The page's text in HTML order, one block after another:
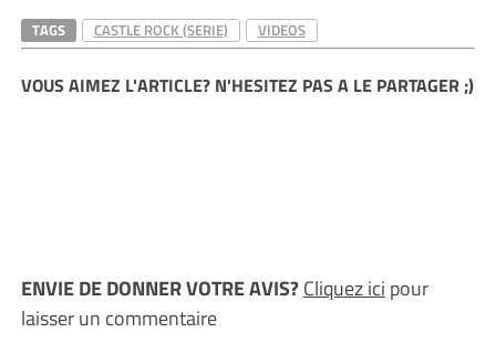
TAGS CASTLE ROCK (SERIE) VIDEOS
VOUS AIMEZ L'ARTICLE? N'HESITEZ PAS A LE PARTAGER ;)
ENVIE DE DONNER VOTRE AVIS?Cliquez ici pour
laisser un commentaire